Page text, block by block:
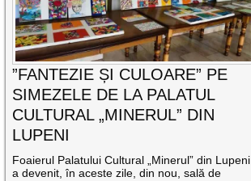
”FANTEZIE ȘI CULOARE” PE
SIMEZELE DE LA PALATUL
CULTURAL „MINERUL” DIN
LUPENI
Foaierul Palatului Cultural „Minerul” din Lupeni
a devenit, în aceste zile, din nou, sală de